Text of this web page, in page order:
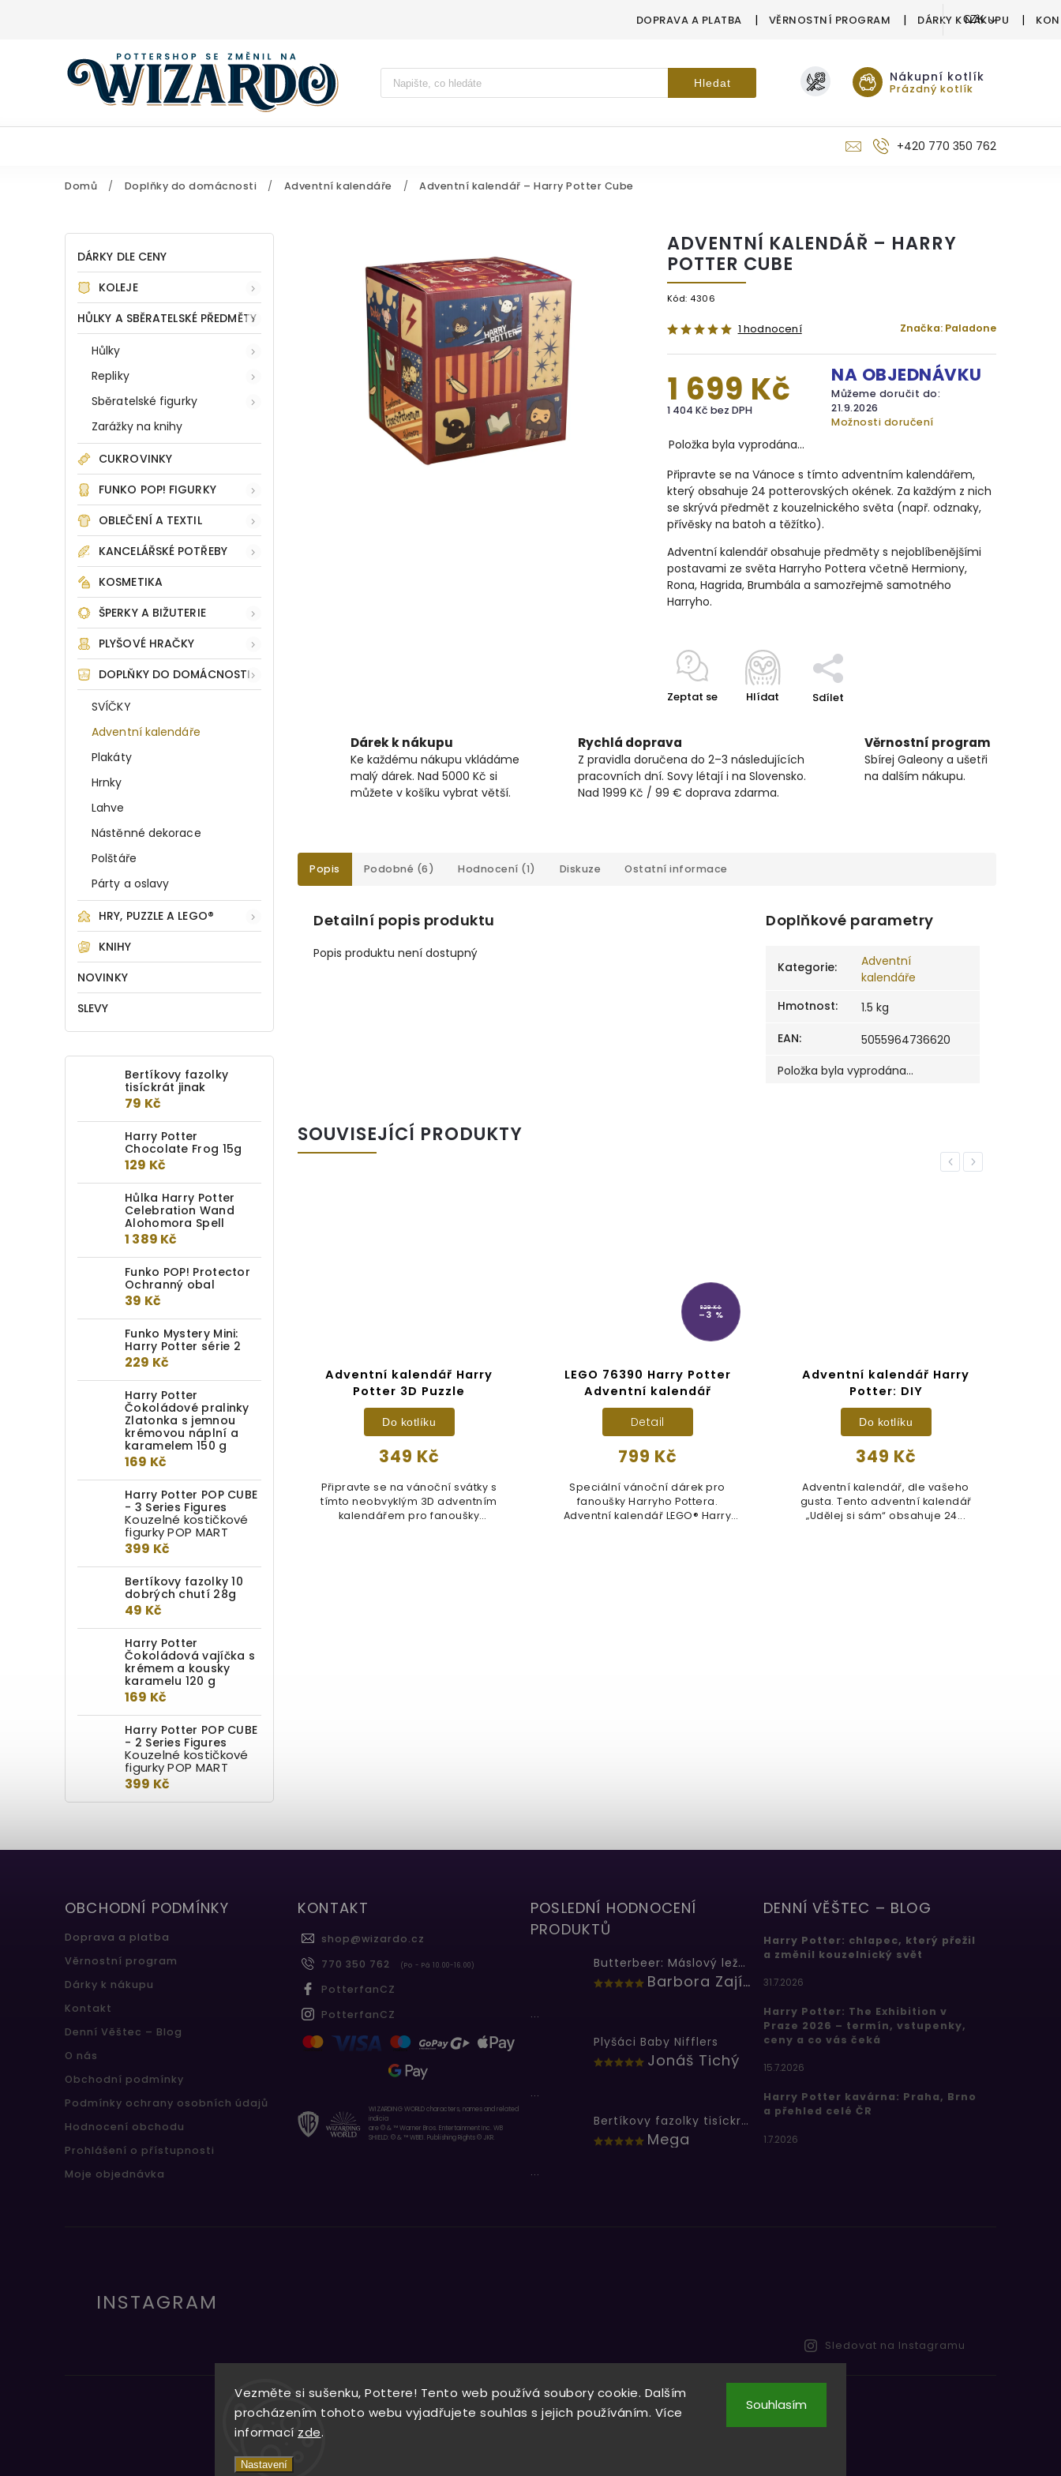
Vezměte si sušenku, Pottere! Tento web používá soubory cookie. Dalším
procházením tohoto webu vyjadřujete souhlas s jejich používáním. Více
informací zde.
Nastavení
Souhlasím
DOPRAVA A PLATBA VĚRNOSTNÍ PROGRAM DÁRKY K NÁKUPU
CZK
Vyhledávání Hledat Nákupní kotlík
Prázdný kotlík
+420 770 350 762
Domů / Doplňky do domácnosti / Adventní kalendáře / Adventní kalendář – Harry Potter Cube
DÁRKY DLE CENY
KOLEJE
HŮLKY A SBĚRATELSKÉ PŘEDMĚTY
Hůlky
Repliky
Sběratelské figurky
Zarážky na knihy
CUKROVINKY
FUNKO POP! FIGURKY
OBLEČENÍ A TEXTIL
KANCELÁŘSKÉ POTŘEBY
KOSMETIKA
ŠPERKY A BIŽUTERIE
PLYŠOVÉ HRAČKY
DOPLŇKY DO DOMÁCNOSTI
SVÍČKY
Adventní kalendáře
Plakáty
Hrnky
Lahve
Nástěnné dekorace
Polštáře
Párty a oslavy
HRY, PUZZLE A LEGO®
KNIHY
NOVINKY
SLEVY
Bertíkovy fazolky
tisíckrát jinak
79 Kč
Harry Potter
Chocolate Frog 15g
129 Kč
Hůlka Harry Potter
Celebration Wand
Alohomora Spell
1 389 Kč
Funko POP! Protector
Ochranný obal
39 Kč
Funko Mystery Mini:
Harry Potter série 2
229 Kč
Harry Potter
Čokoládové pralinky
Zlatonka s jemnou
krémovou náplní a
karamelem 150 g
169 Kč
Harry Potter POP CUBE
- 3 Series Figures
Kouzelné kostičkové
figurky POP MART
399 Kč
Bertíkovy fazolky 10
dobrých chutí 28g
49 Kč
Harry Potter
Čokoládová vajíčka s
krémem a kousky
karamelu 120 g
169 Kč
Harry Potter POP CUBE
- 2 Series Figures
Kouzelné kostičkové
figurky POP MART
399 Kč
ADVENTNÍ KALENDÁŘ – HARRY
POTTER CUBE
Kód: 4306
1 hodnocení Značka: Paladone
1 699 Kč
1 404 Kč bez DPH
NA OBJEDNÁVKU
Můžeme doručit do:
21.9.2026
Možnosti doručení
Položka byla vyprodána…
Připravte se na Vánoce s tímto adventním kalendářem,
který obsahuje 24 potterovských okének. Za každým z nich
se skrývá předmět z kouzelnického světa (např. odznaky,
přívěsky na batoh a těžítko).
Adventní kalendář obsahuje předměty s nejoblíbenějšími
postavami ze světa Harryho Pottera včetně Hermiony,
Rona, Hagrida, Brumbála a samozřejmě samotného
Harryho.
Zeptat se Hlídat Sdílet
Dárek k nákupu
Ke každému nákupu vkládáme
malý dárek. Nad 5000 Kč si
můžete v košíku vybrat větší.
Rychlá doprava
Z pravidla doručena do 2–3 následujících
pracovních dní. Sovy létají i na Slovensko.
Nad 1999 Kč / 99 € doprava zdarma.
Věrnostní program
Sbírej Galeony a ušetři
na dalším nákupu.
Popis Podobné (6) Hodnocení (1) Diskuze Ostatní informace
Detailní popis produktu
Popis produktu není dostupný
Doplňkové parametry
Kategorie:
Adventní
kalendáře
Hmotnost:
1.5 kg
EAN:
5055964736620
Položka byla vyprodána…
SOUVISEJÍCÍ PRODUKTY
Previous
Potter – vánoční ozdoby
1 999 Kč
Do kotlíku
fantastickým kalendářem Harryho
Pottera. Každý den nová
dekorace,...
Adventní kalendář Harry
Potter 3D Puzzle
349 Kč
Do kotlíku
Připravte se na vánoční svátky s
tímto neobvyklým 3D adventním
kalendářem pro fanoušky
829 Kč
–3 %
LEGO 76390 Harry Potter
Adventní kalendář
799 Kč
Detail
Speciální vánoční dárek pro
fanoušky Harryho Pottera.
Adventní kalendář LEGO® Harry
Adventní kalendář Harry
Potter: DIY
349 Kč
Do kotlíku
Adventní kalendář, dle vašeho
gusta. Tento adventní kalendář
„Udělej si sám“ obsahuje 24...
Next
OBCHODNÍ PODMÍNKY
Doprava a platba
Věrnostní program
Dárky k nákupu
Kontakt
Denní Věštec – Blog
O nás
Obchodní podmínky
Podmínky ochrany osobních údajů
Hodnocení obchodu
Prohlášení o přístupnosti
Moje objednávka
KONTAKT
shop@wizardo.cz
770 350 762
(Po - Pá 10.00-16.00)
PotterfanCZ
PotterfanCZ
WIZARDING WORLD characters, names and related
indicia
are © & ™ Warner Bros. Entertainment Inc. WB
SHIELD: © & ™ WBEI. Publishing Rights © JKR.
POSLEDNÍ HODNOCENÍ
PRODUKTŮ
Butterbeer: Máslový ležák
Barbora Zajícová
...
Plyšáci Baby Nifflers
Jonáš Tichý
...
Bertíkovy fazolky tisíckrát jinak
Mega
...
DENNÍ VĚŠTEC – BLOG
Harry Potter: chlapec, který přežil
a změnil kouzelnický svět
31.7.2026
Harry Potter: The Exhibition v
Praze 2026 – termín, vstupenky,
ceny a co vás čeká
15.7.2026
Harry Potter kavárna: Praha, Brno
a přehled celé ČR
1.7.2026
INSTAGRAM
Sledovat na Instagramu
Copyright 2026Wizardo. Všechna práva vyhrazena.